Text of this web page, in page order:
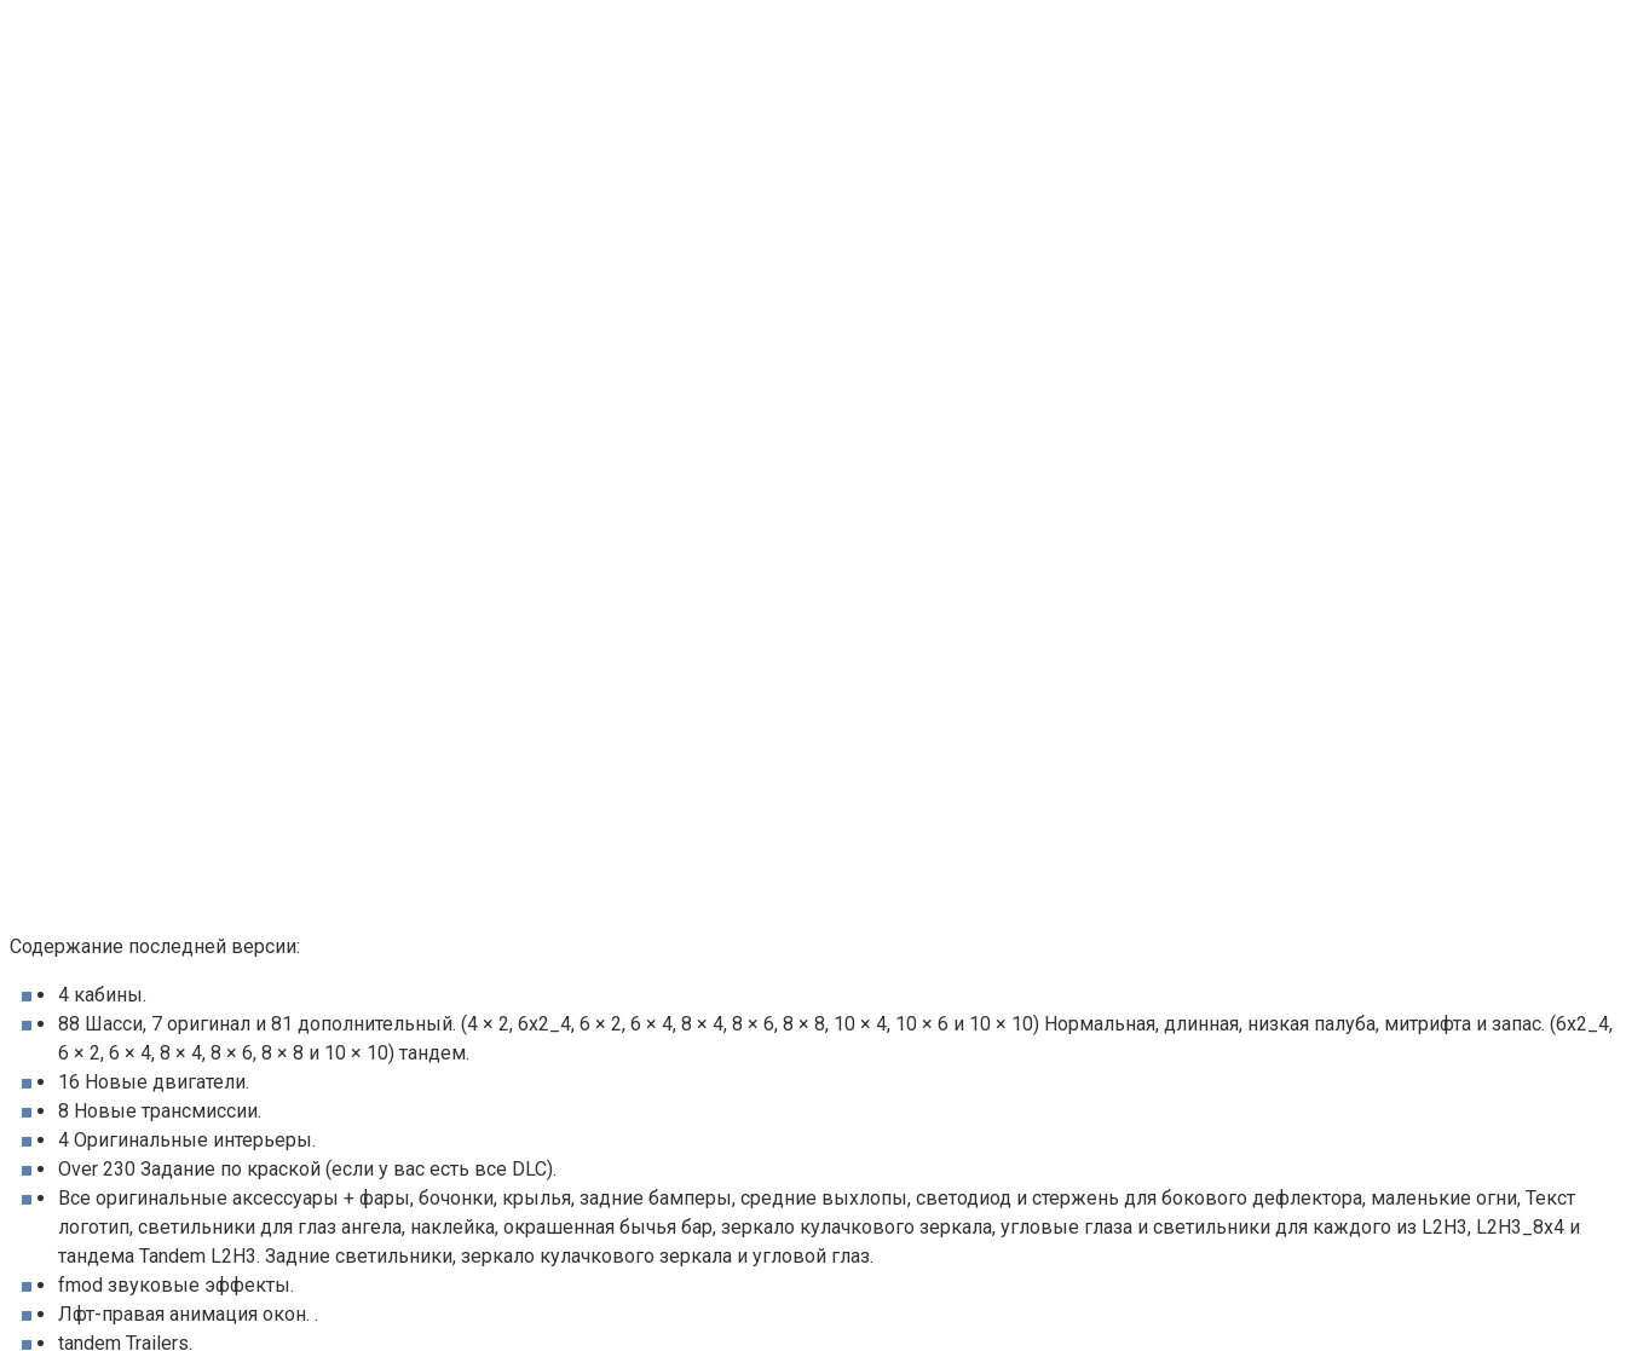
Содержание последней версии:
4 кабины.
88 Шасси, 7 оригинал и 81 дополнительный. (4 × 2, 6x2_4, 6 × 2, 6 × 4, 8 × 4, 8 × 6, 8 × 8, 10 × 4, 10 × 6 и 10 × 10) Нормальная, длинная, низкая палуба, митрифта и запас. (6x2_4,
6 × 2, 6 × 4, 8 × 4, 8 × 6, 8 × 8 и 10 × 10) тандем.
16 Новые двигатели.
8 Новые трансмиссии.
4 Оригинальные интерьеры.
Over 230 Задание по краской (если у вас есть все DLC).
Все оригинальные аксессуары + фары, бочонки, крылья, задние бамперы, средние выхлопы, светодиод и стержень для бокового дефлектора, маленькие огни, Текст
логотип, светильники для глаз ангела, наклейка, окрашенная бычья бар, зеркало кулачкового зеркала, угловые глаза и светильники для каждого из L2H3, L2H3_8x4 и
тандема Tandem L2H3. Задние светильники, зеркало кулачкового зеркала и угловой глаз.
fmod звуковые эффекты.
Лфт-правая анимация окон. .
tandem Trailers.